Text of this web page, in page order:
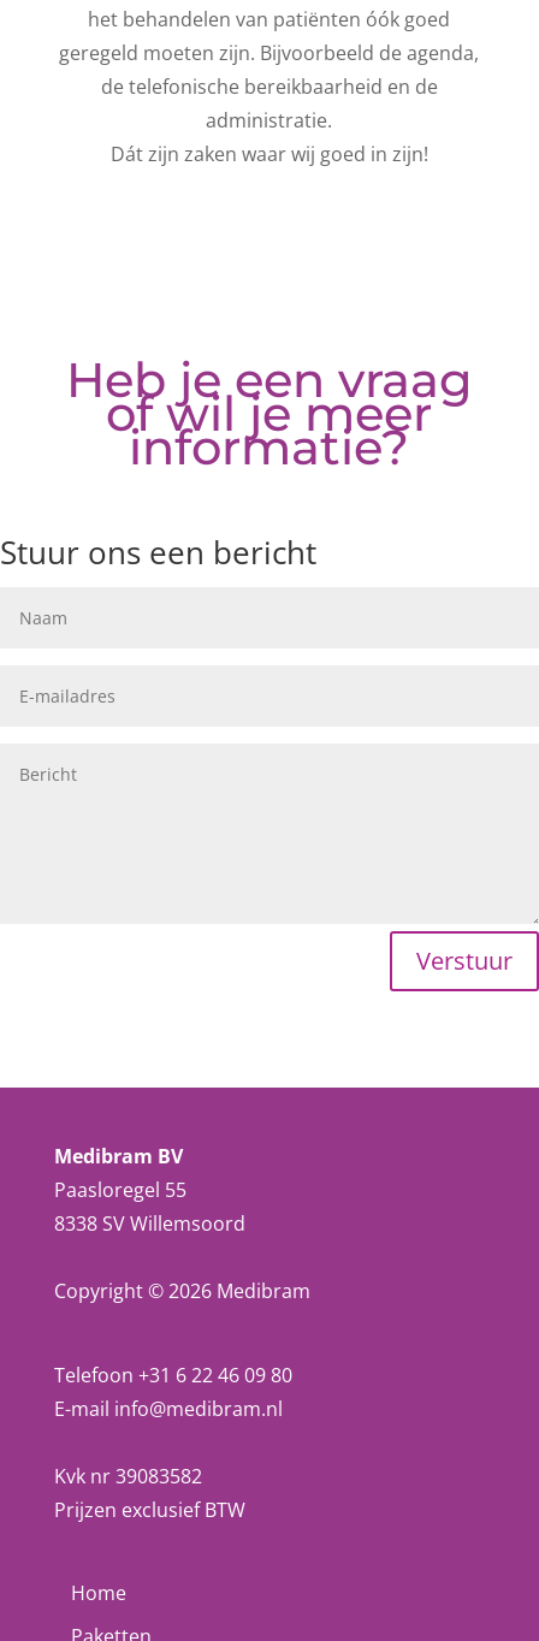
het behandelen van patiënten óók goed
geregeld moeten zijn. Bijvoorbeeld de agenda,
de telefonische bereikbaarheid en de
administratie.
Dát zijn zaken waar wij goed in zijn!
Heb je een vraag
of wil je meer
informatie?
Stuur ons een bericht
Verstuur
Medibram BV
Paasloregel 55
8338 SV Willemsoord
Copyright © 2026 Medibram
Telefoon +31 6 22 46 09 80
E-mail info@medibram.nl
Kvk nr 39083582
Prijzen exclusief BTW
Home